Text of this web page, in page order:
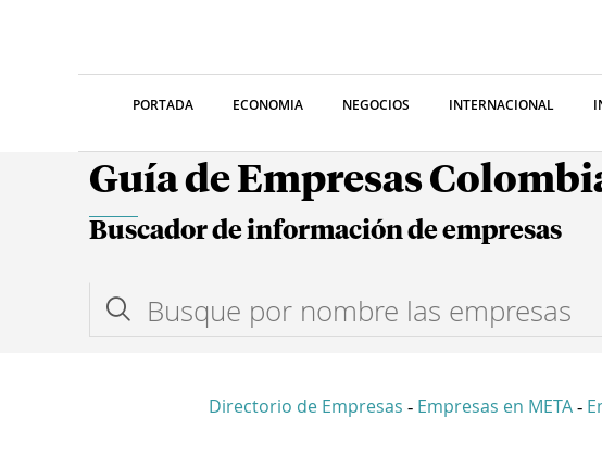
PORTADA ECONOMIA NEGOCIOS INTERNACIONAL
Guía de Empresas
Buscador de información de empresas
Directorio de Empresas - Empresas en META -